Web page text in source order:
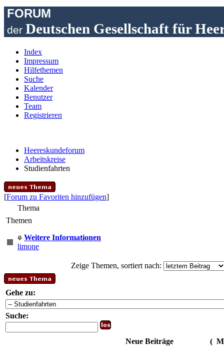
FORUM
der Deutschen Gesellschaft für
Index
Impressum
Hilfethemen
Suche
Kalender
Benutzer
Team
Registrieren
Heereskundeforum
Arbeitskreise
Studienfahrten
[Forum zu Favoriten hinzufügen]
Thema
Themen
Weitere Informationen
limone
Zeige Themen, sortiert nach:
Gehe zu:
Suche:
Neue Beiträge (